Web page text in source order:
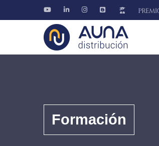
Formación